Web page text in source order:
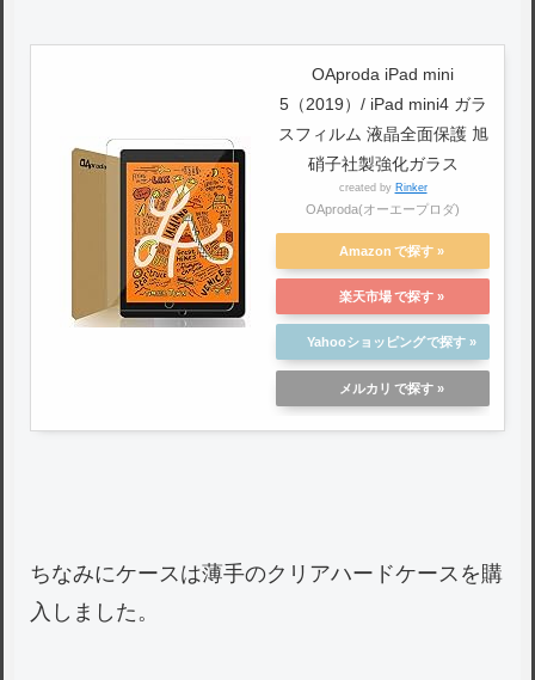
OAproda iPad mini
5（2019）/ iPad mini4 ガラ
スフィルム 液晶全面保護 旭
硝子社製強化ガラス
created by Rinker
OAproda(オーエープロダ)
Amazon
楽天市場
Yahooショッピング
メルカリ
ちなみにケースは薄手のクリアハードケースを購
入しました。